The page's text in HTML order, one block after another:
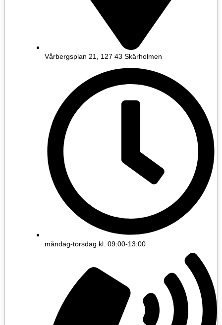
Vårbergsplan 21, 127 43 Skärholmen
måndag-torsdag kl. 09:00-13:00